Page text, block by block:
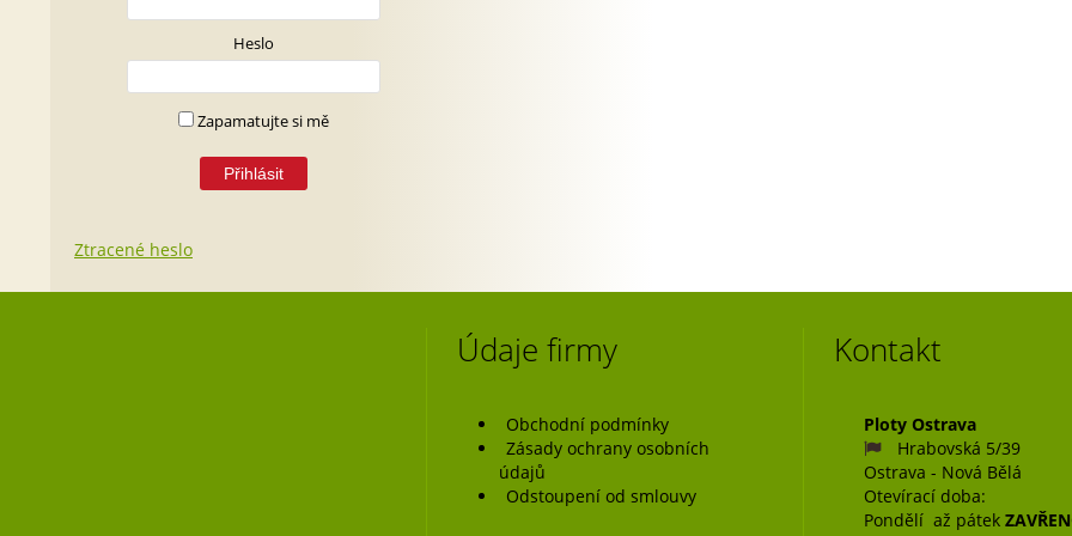
Heslo
Zapamatujte si mě
Ztracené heslo
Údaje firmy
Obchodní podmínky
Zásady ochrany osobních
údajů
Odstoupení od smlouvy
Kontakt
Ploty Ostrava
Hrabovská 5/39
Ostrava - Nová Bělá
Otevírací doba:
Pondělí až pátek